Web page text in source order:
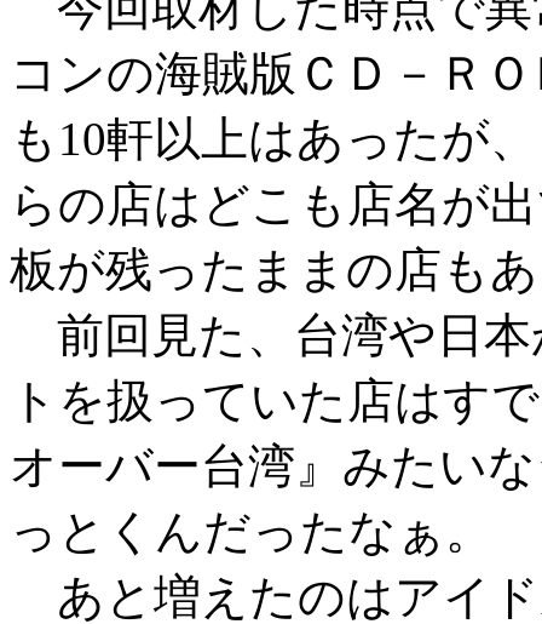
コンの海賊版ＣＤ－Ｒ
も10軒以上はあったが
らの店はどこも店名が
板が残ったままの店も
前回見た、台湾や日
トを扱っていた店はす
オーバー台湾』みたい
っとくんだったなぁ。
あと増えたのはアイ